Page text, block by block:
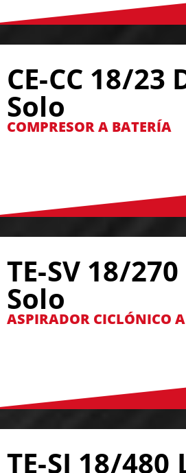
CE-CC 18/23
Solo
COMPRESOR A BATERÍA
TE-SV 18/
Solo
ASPIRADOR CICLÓNICO
TE-SI 18/480